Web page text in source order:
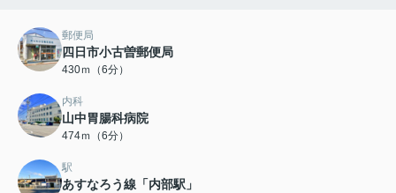
郵便局
四日市小古曽郵便局
430ｍ（6分）
内科
山中胃腸科病院
474ｍ（6分）
駅
あすなろう線「内部駅」